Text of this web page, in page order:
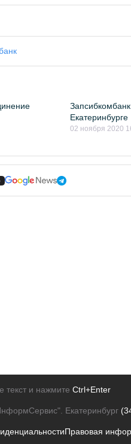
Екатеринбурге
02 ноября 2020
и нажмите Ctrl+Enter
Екатеринбург
Правовая